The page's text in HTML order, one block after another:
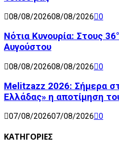
08/08/202608/08/2026 0
Νότια Κυνουρία: Στους
Αυγούστου
08/08/202608/08/2026 0
Melitzazz 2026: Σήμερα
Ελλάδας» η αποτίμηση
07/08/202607/08/2026 0
ΚΑΤΗΓΟΡΙΕΣ